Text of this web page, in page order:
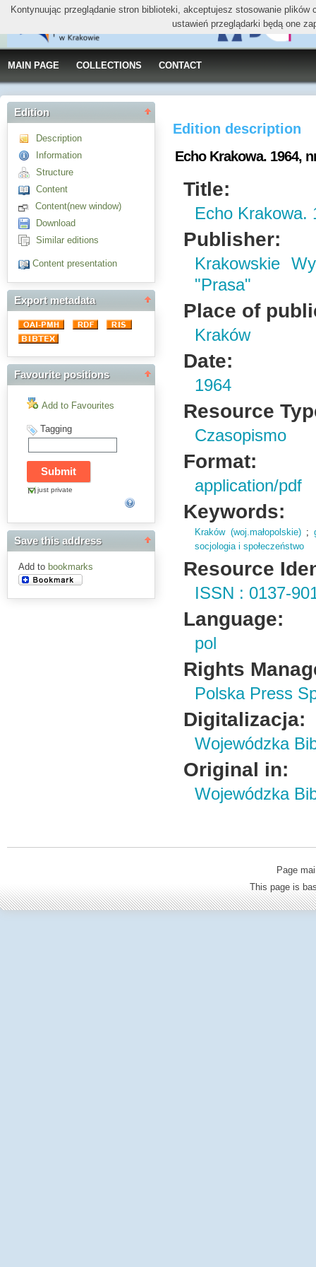
MAIN PAGE COLLECTIONS CONTACT
Edition
Description
Information
Structure
Content
Content(new window)
Download
Similar editions
Content presentation
Export metadata
Favourite positions
Add to Favourites
Tagging
just private
Save this address
Add to bookmarks
Edition description
Echo Krakowa. 1964,
Title:
Echo Krakowa.
Publisher:
Krakowskie
"Prasa"
Place of
Kraków
Date:
1964
Resource
Czasopismo
Format:
application/pdf
Keywords:
Kraków (woj.małopolskie);
socjologia i społeczeństwo
Resource
ISSN : 0137-
Language:
pol
Rights
Polska Press
Digitalizacja:
Wojewódzka
Original in:
Wojewódzka
Page
This page is
Kontynuując przeglądanie stron biblioteki, akceptujesz stosowanie
ustawień przeglądarki będą one